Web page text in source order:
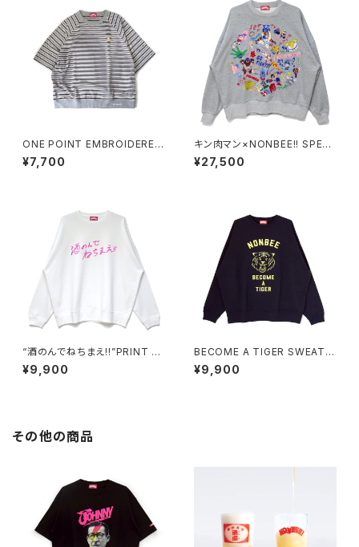
ONE POINT EMBROIDERED
“beer” MULTI BORDER HS
¥7,700
キン肉マン×NONBEE!! SPECI
AL COLLAB EMBROIDERED
SWEAT gray/colorful
¥27,500
“酒のんでねちまえ!!”PRINT S
WEAT white/pink
¥9,900
BECOME A TIGER SWEAT n
avy/pastel-yellow
¥9,900
その他の商品